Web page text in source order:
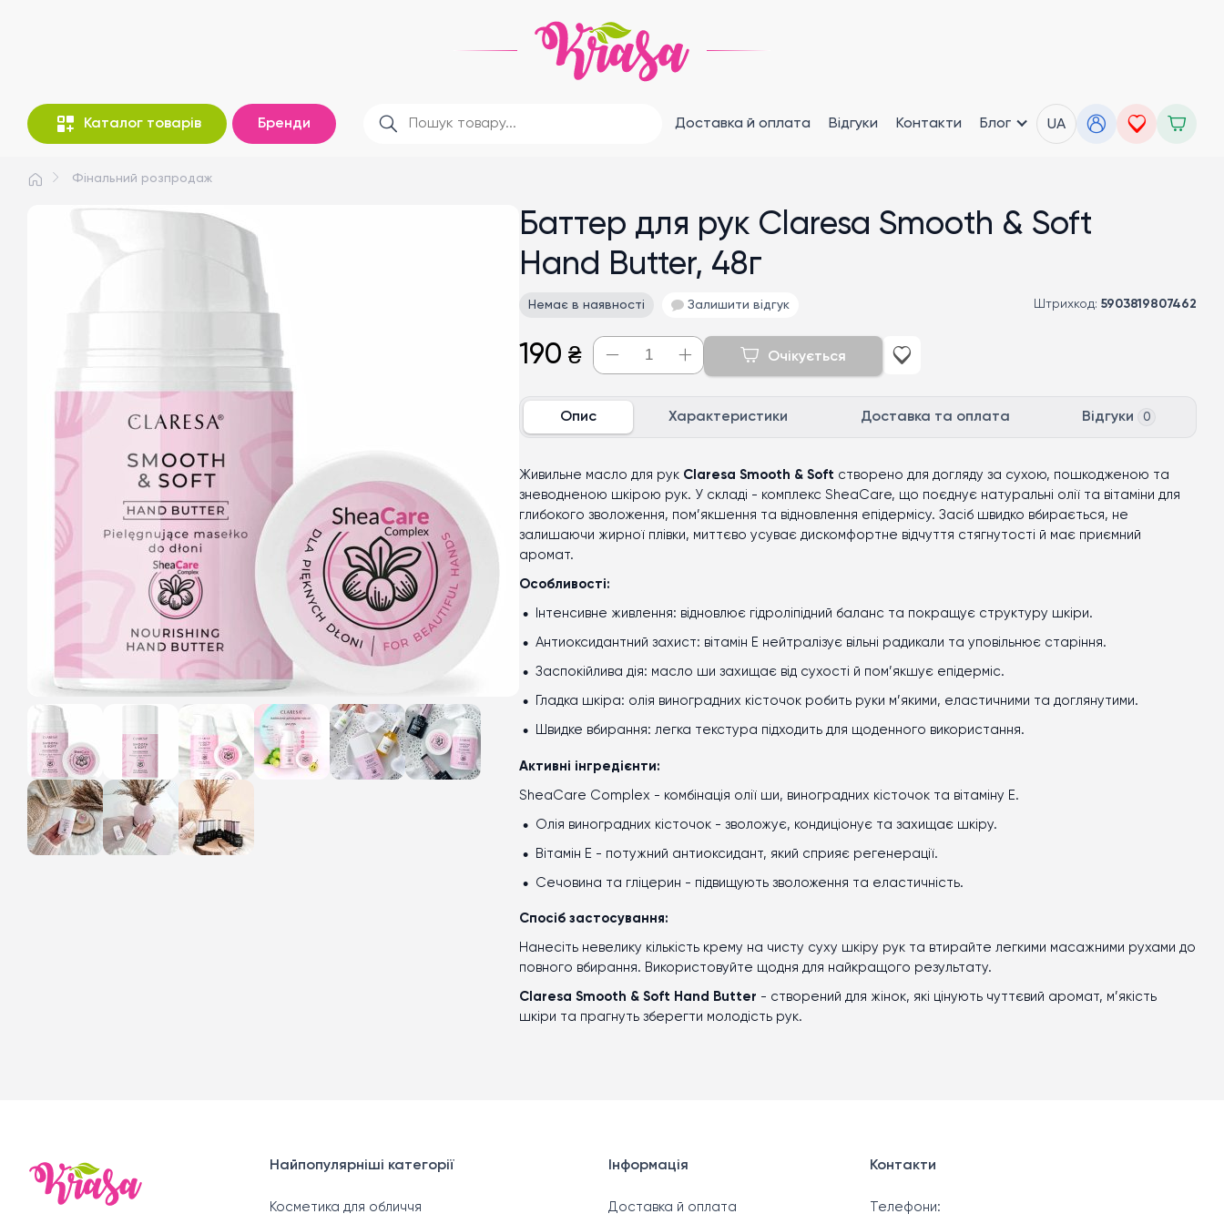
Каталог товарів Бренди Доставка й оплата Відгуки Контакти Блог UA
Фінальний розпродаж
Баттер для рук Claresa Smooth & Soft
Hand Butter, 48г
Немає в наявності Залишити відгук Штрихкод: 5903819807462
190 ₴ Очікується
Опис Характеристики Доставка та оплата Відгуки 0
Живильне масло для рук Claresa Smooth & Soft створено для догляду за сухою, пошкодженою та
зневодненою шкірою рук. У складі - комплекс SheaCare, що поєднує натуральні олії та вітаміни для
глибокого зволоження, пом’якшення та відновлення епідермісу. Засіб швидко вбирається, не
залишаючи жирної плівки, миттєво усуває дискомфортне відчуття стягнутості й має приємний
аромат.
Особливості:
Інтенсивне живлення: відновлює гідроліпідний баланс та покращує структуру шкіри.
Антиоксидантний захист: вітамін Е нейтралізує вільні радикали та уповільнює старіння.
Заспокійлива дія: масло ши захищає від сухості й пом’якшує епідерміс.
Гладка шкіра: олія виноградних кісточок робить руки м’якими, еластичними та доглянутими.
Швидке вбирання: легка текстура підходить для щоденного використання.
Активні інгредієнти:
SheaCare Complex - комбінація олії ши, виноградних кісточок та вітаміну Е.
Олія виноградних кісточок - зволожує, кондиціонує та захищає шкіру.
Вітамін Е - потужний антиоксидант, який сприяє регенерації.
Сечовина та гліцерин - підвищують зволоження та еластичність.
Спосіб застосування:
Нанесіть невелику кількість крему на чисту суху шкіру рук та втирайте легкими масажними рухами до
повного вбирання. Використовуйте щодня для найкращого результату.
Claresa Smooth & Soft Hand Butter - створений для жінок, які цінують чуттєвий аромат, м’якість
шкіри та прагнуть зберегти молодість рук.
Найпопулярніші категорії
Косметика для обличчя
Інформація
Доставка й оплата
Контакти
Телефони: